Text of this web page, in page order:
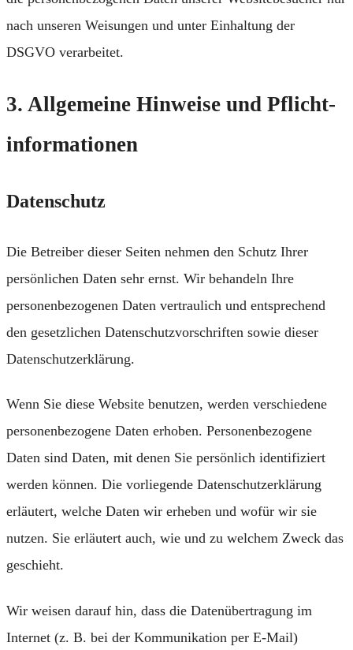
nach unseren Weisungen und unter Einhaltung der
DSGVO verarbeitet.
3. Allgemeine Hinweise und Pflicht­
informationen
Datenschutz
Die Betreiber dieser Seiten nehmen den Schutz Ihrer
persönlichen Daten sehr ernst. Wir behandeln Ihre
personenbezogenen Daten vertraulich und entsprechend
den gesetzlichen Datenschutzvorschriften sowie dieser
Datenschutzerklärung.
Wenn Sie diese Website benutzen, werden verschiedene
personenbezogene Daten erhoben. Personenbezogene
Daten sind Daten, mit denen Sie persönlich identifiziert
werden können. Die vorliegende Datenschutzerklärung
erläutert, welche Daten wir erheben und wofür wir sie
nutzen. Sie erläutert auch, wie und zu welchem Zweck das
geschieht.
Wir weisen darauf hin, dass die Datenübertragung im
Internet (z. B. bei der Kommunikation per E-Mail)